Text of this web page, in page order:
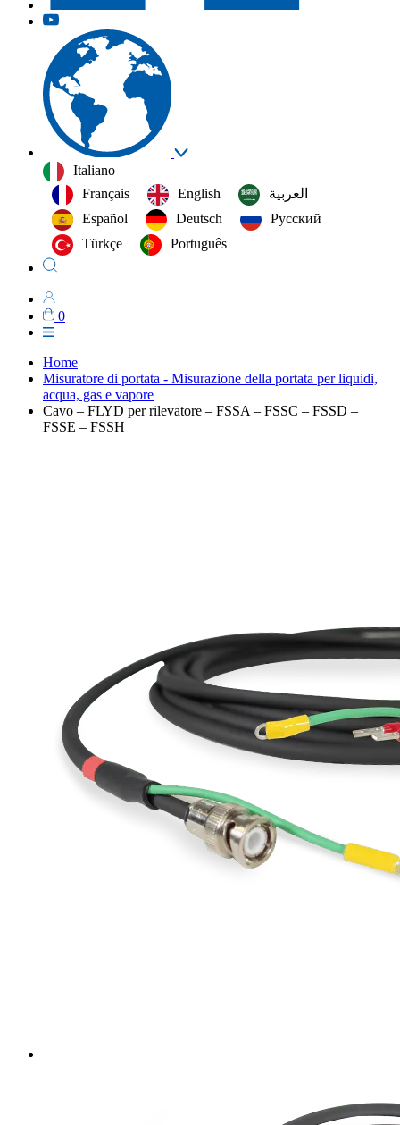
Italiano
Français
English
العربية‏
Español
Deutsch
Русский
Türkçe
Português
0
Home
Misuratore di portata - Misurazione della portata per liquidi,
acqua, gas e vapore
Cavo – FLYD per rilevatore – FSSA – FSSC – FSSD –
FSSE – FSSH